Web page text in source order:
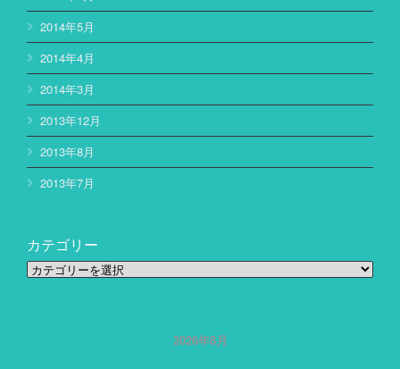
2014年5月
2014年4月
2014年3月
2013年12月
2013年8月
2013年7月
カテゴリー
カ
2026年8月